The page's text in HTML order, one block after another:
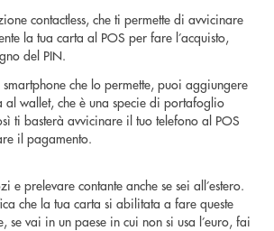
contactless, che ti permette di avvicinare
la tua carta al POS per fare l’acquisto,
del PIN.
che lo permette, puoi aggiungere
al wallet, che è una specie di portafoglio
ti basterà avvicinare il tuo telefono al POS
il pagamento.
e prelevare contante anche se sei all’estero.
che la tua carta si abilitata a fare queste
se vai in un paese in cui non si usa l’euro, fai